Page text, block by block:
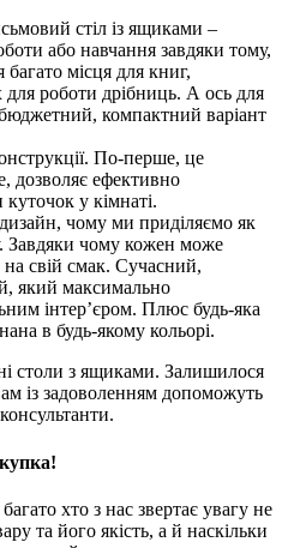
стіл із ящиками –
або навчання завдяки тому,
місця для книг,
для роботи дрібниць. А ось для
компактний варіант
По-перше, це
дозволяє ефективно
у кімнаті.
чому ми приділяємо як
Завдяки чому кожен може
свій смак. Сучасний,
який максимально
інтер’єром. Плюс будь-яка
в будь-якому кольорі.
столи з ящиками. Залишилося
із задоволенням допоможуть
хто з нас звертає увагу не
та його якість, а й наскільки